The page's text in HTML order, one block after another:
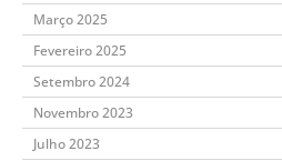
Março 2025
Fevereiro 2025
Setembro 2024
Novembro 2023
Julho 2023